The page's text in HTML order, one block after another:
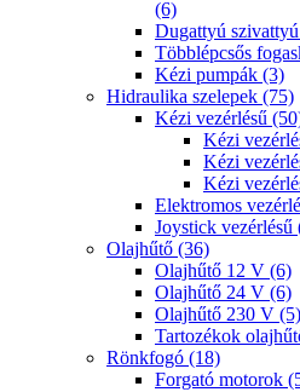
(6)
Dugattyú
Többlépcsős
Kézi pumpák (3)
Hidraulika szelepek (75)
Kézi vezérlésű
Kézi
Kézi
Kézi
Elektromos
Joystick vezérlésű
Olajhűtő (36)
Olajhűtő 12 V (6)
Olajhűtő 24 V (6)
Olajhűtő 230 V (5)
Tartozékok
Rönkfogó (18)
Forgató motorok